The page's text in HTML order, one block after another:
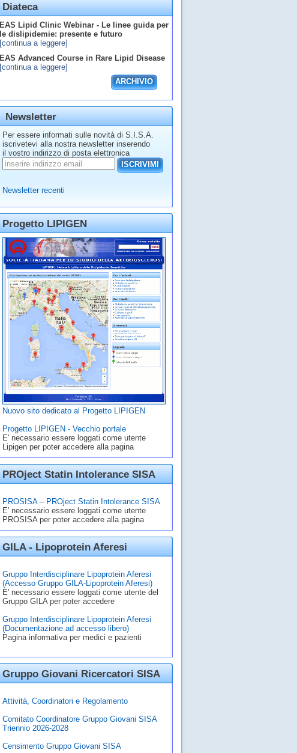
Diateca
EAS Lipid Clinic Webinar - Le linee guida per
le dislipidemie: presente e futuro
[continua a leggere]
EAS Advanced Course in Rare Lipid Disease
[continua a leggere]
ARCHIVIO
Newsletter
Per essere informati sulle novità di S.I.S.A.
iscrivetevi alla nostra newsletter inserendo
il vostro indirizzo di posta elettronica
ISCRIVIMI
Newsletter recenti
Progetto LIPIGEN
Nuovo sito dedicato al Progetto LIPIGEN
Progetto LIPIGEN - Vecchio portale
E' necessario essere loggati come utente
Lipigen per poter accedere alla pagina
PROject Statin Intolerance SISA
PROSISA – PROject Statin Intolerance SISA
E' necessario essere loggati come utente
PROSISA per poter accedere alla pagina
GILA - Lipoprotein Aferesi
Gruppo Interdisciplinare Lipoprotein Aferesi
(Accesso Gruppo GILA-Lipoprotein Aferesi)
E' necessario essere loggati come utente del
Gruppo GILA per poter accedere
Gruppo Interdisciplinare Lipoprotein Aferesi
(Documentazione ad accesso libero)
Pagina informativa per medici e pazienti
Gruppo Giovani Ricercatori SISA
Attività, Coordinatori e Regolamento
Comitato Coordinatore Gruppo Giovani SISA
Triennio 2026-2028
Censimento Gruppo Giovani SISA